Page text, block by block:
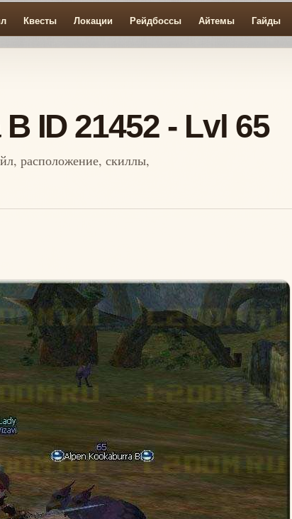
Квесты Локации Рейдбоссы Айтемы Гайды
ID 21452 - Lvl 65
расположение, скиллы,